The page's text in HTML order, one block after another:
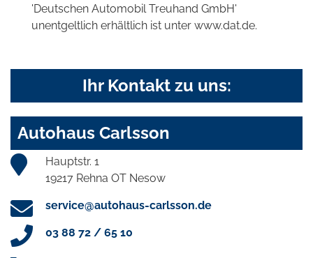
'Deutschen Automobil Treuhand GmbH'
unentgeltlich erhältlich ist unter www.dat.de.
Ihr Kontakt zu uns:
Autohaus Carlsson
Hauptstr. 1
19217 Rehna OT Nesow
service@autohaus-carlsson.de
03 88 72 / 65 10